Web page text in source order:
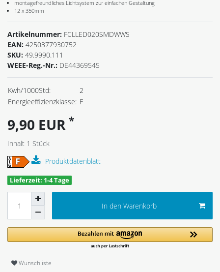
montagefreundliches Lichtsystem zur einfachen Gestaltung
12 x 350mm
Artikelnummer: FCLLED020SMDWWS
EAN: 4250377930752
SKU: 49.9990.111
WEEE-Reg.-Nr.: DE44369545
Kwh/1000Std:
2
Energieeffizienzklasse: F
9,90 EUR *
Inhalt 1 Stück
Produktdatenblatt
Lieferzeit: 1-4 Tage
In den Warenkorb
Wunschliste